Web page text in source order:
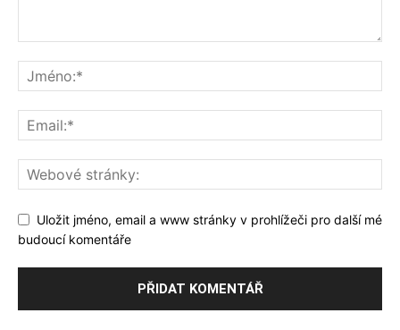
Uložit jméno, email a www stránky v prohlížeči pro další mé
budoucí komentáře